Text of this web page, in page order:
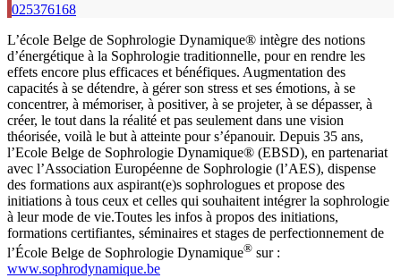
025376168
L’école Belge de Sophrologie Dynamique® intègre des notions
d’énergétique à la Sophrologie traditionnelle, pour en rendre les
effets encore plus efficaces et bénéfiques. Augmentation des
capacités à se détendre, à gérer son stress et ses émotions, à se
concentrer, à mémoriser, à positiver, à se projeter, à se dépasser, à
créer, le tout dans la réalité et pas seulement dans une vision
théorisée, voilà le but à atteinte pour s’épanouir. Depuis 35 ans,
l’Ecole Belge de Sophrologie Dynamique® (EBSD), en partenariat
avec l’Association Européenne de Sophrologie (l’AES), dispense
des formations aux aspirant(e)s sophro­lo­gues et propose des
initiations à tous ceux et celles qui souhaitent intégrer la sophrologie
à leur mode de vie.Toutes les infos à propos des initiations,
formations certifiantes, séminaires et stages de perfectionnement de
l’École Belge de Sophrologie Dynamique® sur :
www.sophrodynamique.be